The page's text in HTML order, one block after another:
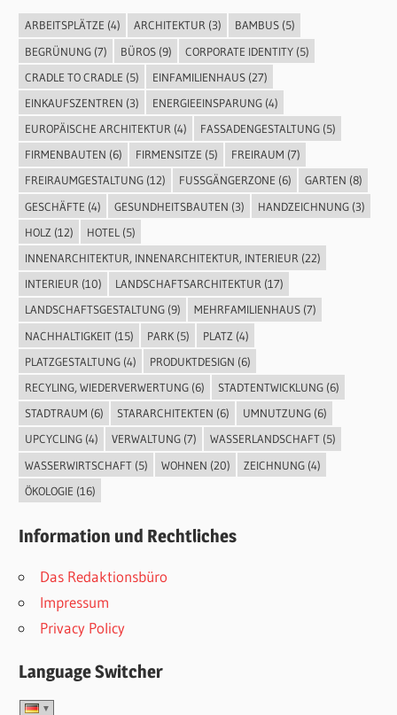
ARBEITSPLÄTZE (4) ARCHITEKTUR(3) BAMBUS(5)
BEGRÜNUNG(7) BÜROS(9) CORPORATE IDENTITY(5)
CRADLE TO CRADLE (5) EINFAMILIENHAUS(27)
EINKAUFSZENTREN (3) ENERGIEEINSPARUNG(4)
EUROPÄISCHE ARCHITEKTUR (4) FASSADENGESTALTUNG(5)
FIRMENBAUTEN (6) FIRMENSITZE (5) FREIRAUM (7)
FREIRAUMGESTALTUNG(12) FUSSGÄNGERZONE (6) GARTEN (8)
GESCHÄFTE (4) GESUNDHEITSBAUTEN (3) HANDZEICHNUNG(3)
HOLZ (12) HOTEL (5)
INNENARCHITEKTUR, INNENARCHITEKTUR, INTERIEUR (22)
INTERIEUR(10) LANDSCHAFTSARCHITEKTUR(17)
LANDSCHAFTSGESTALTUNG(9) MEHRFAMILIENHAUS(7)
NACHHALTIGKEIT(15) PARK(5) PLATZ (4)
PLATZGESTALTUNG(4) PRODUKTDESIGN (6)
RECYLING, WIEDERVERWERTUNG(6) STADTENTWICKLUNG(6)
STADTRAUM (6) STARARCHITEKTEN (6) UMNUTZUNG(6)
UPCYCLING(4) VERWALTUNG(7) WASSERLANDSCHAFT(5)
WASSERWIRTSCHAFT(5) WOHNEN (20) ZEICHNUNG(4)
ÖKOLOGIE (16)
Information und Rechtliches
Das Redaktionsbüro
Impressum
Privacy Policy
Language Switcher